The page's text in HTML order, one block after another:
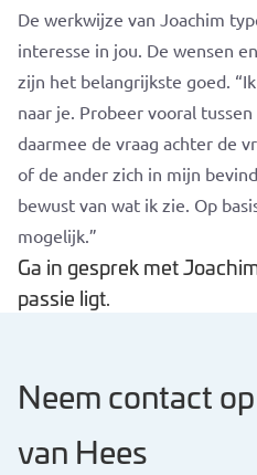
De werkwijze van Joachim
interesse in jou. De wensen
zijn het belangrijkste goed.
naar je. Probeer vooral
daarmee de vraag achter de
of de ander zich in mijn
bewust van wat ik zie. Op
mogelijk.”
Ga in gesprek met
passie ligt.
Neem contact
van Hees